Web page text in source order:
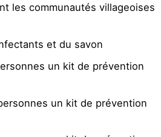
les communautés villageoises
et du savon
un kit de prévention
un kit de prévention